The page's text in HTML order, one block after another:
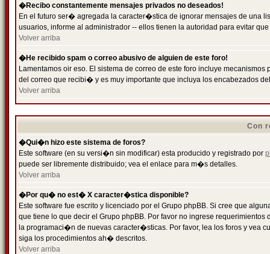
�Recibo constantemente mensajes privados no deseados!
En el futuro ser� agregada la caracter�stica de ignorar mensajes de una
usuarios, informe al administrador -- ellos tienen la autoridad para evitar
Volver arriba
�He recibido spam o correo abusivo de alguien de este foro!
Lamentamos oir eso. El sistema de correo de este foro incluye
del correo que recibi� y es muy importante que incluya los encabezados
Volver arriba
Con
�Qui�n hizo este sistema de foros?
Este software (en su versi�n sin modificar) esta producido y registrado por
puede ser libremente distribuido; vea el enlace para m�s detalles.
Volver arriba
�Por qu� no est� X caracter�stica disponible?
Este software fue escrito y licenciado por el Grupo phpBB. Si cree que
que tiene lo que decir el Grupo phpBB. Por favor no ingrese
la programaci�n de nuevas caracter�sticas. Por favor, lea los foros y vea
siga los procedimientos ah� descritos.
Volver arriba